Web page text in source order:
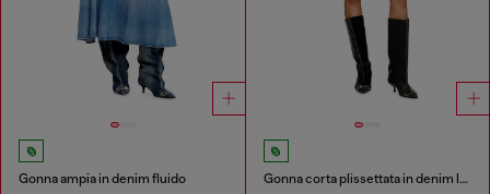
Gonna ampia in denim fluido Gonna corta plissettata in denim leggero